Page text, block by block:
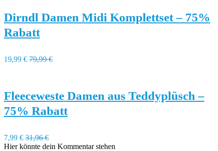
Dirndl Damen Midi Komplettset – 75%
Rabatt
19,99 € 79,99 €
Fleeceweste Damen aus Teddyplüsch –
75% Rabatt
7,99 € 31,96 €
Hier könnte dein Kommentar stehen